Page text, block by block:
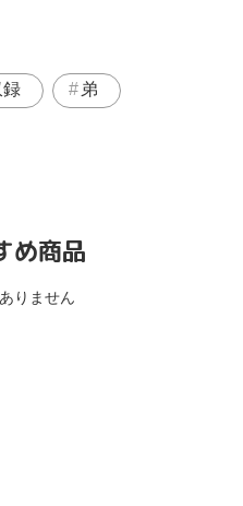
録 弟
め商品
りません